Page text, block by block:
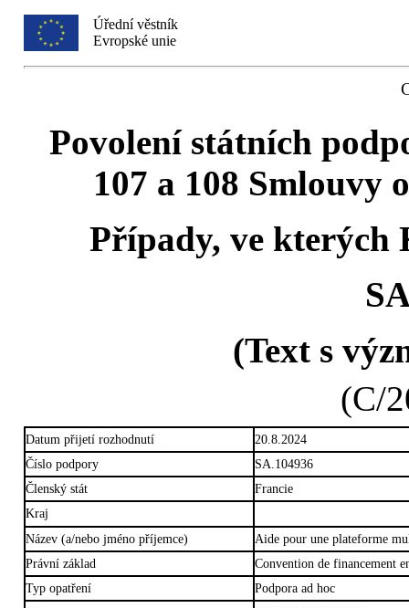
Úřední věstník
Evropské unie
Povolení státních
107 a 108 Smlouvy
Případy, ve kterých
(Text s
(C/
Datum přijetí rozhodnutí
20.8.2024
Číslo podpory
SA.104936
Členský stát
Francie
Kraj
Název (a/nebo jméno příjemce)
Aide pour une plateforme
Právní základ
Convention de financement
Typ opatření
Podpora ad hoc